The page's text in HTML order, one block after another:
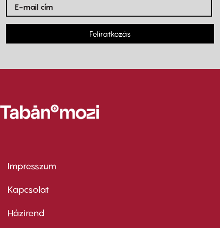
Feliratkozás
Footer
first
Impresszum
Kapcsolat
Footer
Házirend